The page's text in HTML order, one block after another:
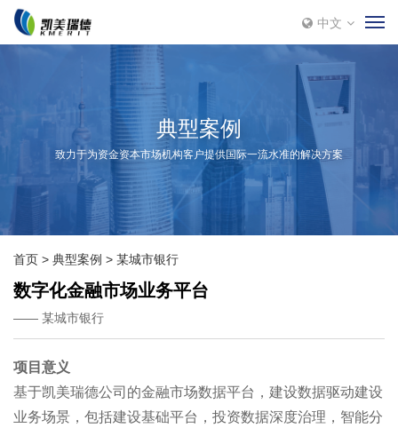
中文
典型案例
致力于为资金资本市场机构客户提供国际一流水准的解决方案
首页 典型案例 某城市银行
数字化金融市场业务平台
—— 某城市银行
项目意义
基于凯美瑞德公司的金融市场数据平台，建设数据驱动建设
业务场景，包括建设基础平台，投资数据深度治理，智能分